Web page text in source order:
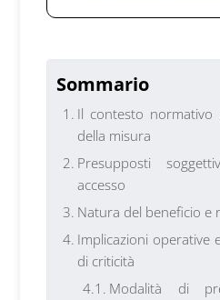
Sommario
Il contesto normativo
della misura
Presupposti
accesso
Natura del beneficio e
Implicazioni operative
di criticità
Modalità di